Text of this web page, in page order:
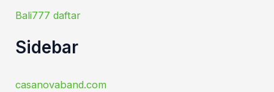
Bali777 daftar
Sidebar
casanovaband.com